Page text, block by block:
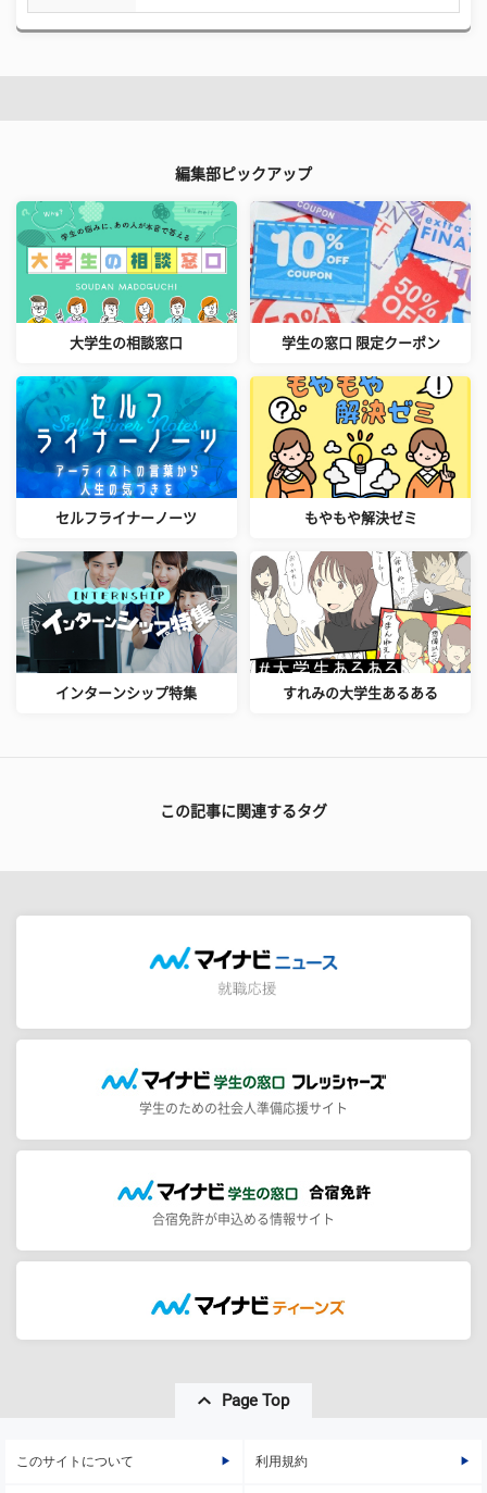
編集部ピックアップ
大学生の相談窓口 学生の窓口 限定クーポン
セルフライナーノーツ もやもや解決ゼミ
インターンシップ特集 すれみの大学生あるある
この記事に関連するタグ
学生のための社会人準備応援サイト
合宿免許が申込める情報サイト
Page Top
このサイトについて 利用規約